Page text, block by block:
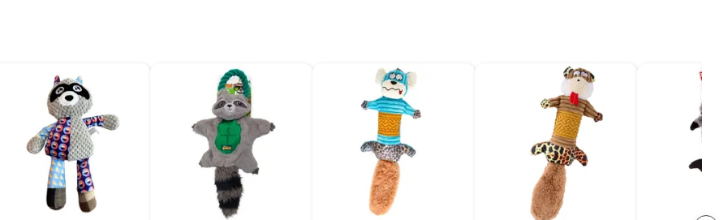
cuidará su salud evitando que sufra de sobrepeso. Las
mascotas necesitan el ejercicio tanto como los seres